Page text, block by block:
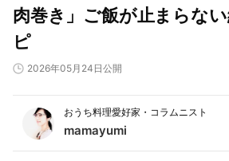
肉巻き」ご飯が止まらな
ピ
2026年05月24日公開
おうち料理愛好家・コラムニスト
mamayumi